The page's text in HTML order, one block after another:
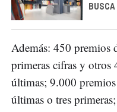
Además: 450 premios
primeras cifras y otros
últimas; 9.000
últimas o tres